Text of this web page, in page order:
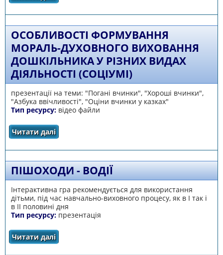
ОСОБЛИВОСТІ ФОРМУВАННЯ
МОРАЛЬ-ДУХОВНОГО ВИХОВАННЯ
ДОШКІЛЬНИКА У РІЗНИХ ВИДАХ
ДІЯЛЬНОСТІ (СОЦІУМІ)
презентації на теми: "Погані вчинки", "Хороші вчинки",
"Азбука ввічливості", "Оціни вчинки у казках"
Тип ресурсу: відео файли
Читати далі
духовного виховання дошкільника у різних
видах діяльності (соціумі)
ПІШОХОДИ - ВОДІЇ
Інтерактивна гра рекомендується для використання
дітьми, під час навчально-виховного процесу, як в І так і
в ІІ половині дня
Тип ресурсу: презентація
Читати даліпро Пішоходи - водії